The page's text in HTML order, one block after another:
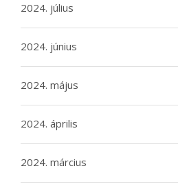
2024. július
2024. június
2024. május
2024. április
2024. március